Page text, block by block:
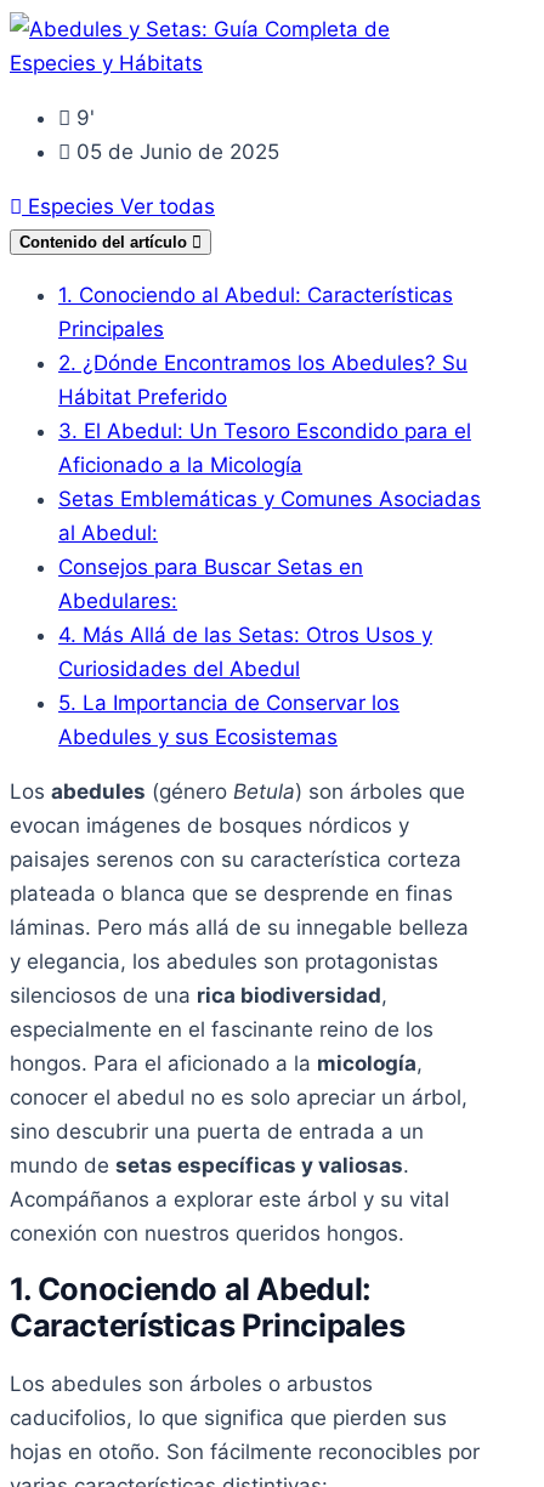
9'
05 de Junio de 2025
Especies Ver todas
Contenido del artículo
1. Conociendo al Abedul: Características
Principales
2. ¿Dónde Encontramos los Abedules? Su
Hábitat Preferido
3. El Abedul: Un Tesoro Escondido para el
Aficionado a la Micología
Setas Emblemáticas y Comunes Asociadas
al Abedul:
Consejos para Buscar Setas en
Abedulares:
4. Más Allá de las Setas: Otros Usos y
Curiosidades del Abedul
5. La Importancia de Conservar los
Abedules y sus Ecosistemas
Los abedules (género Betula) son árboles que
evocan imágenes de bosques nórdicos y
paisajes serenos con su característica corteza
plateada o blanca que se desprende en finas
láminas. Pero más allá de su innegable belleza
y elegancia, los abedules son protagonistas
silenciosos de una rica biodiversidad,
especialmente en el fascinante reino de los
hongos. Para el aficionado a la micología,
conocer el abedul no es solo apreciar un árbol,
sino descubrir una puerta de entrada a un
mundo de setas específicas y valiosas.
Acompáñanos a explorar este árbol y su vital
conexión con nuestros queridos hongos.
1. Conociendo al Abedul:
Características Principales
Los abedules son árboles o arbustos
caducifolios, lo que significa que pierden sus
hojas en otoño. Son fácilmente reconocibles por